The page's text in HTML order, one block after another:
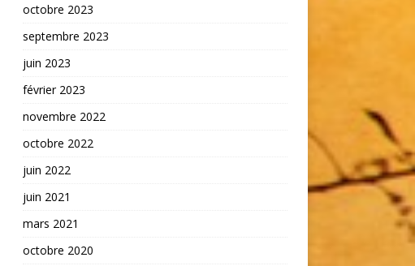
octobre 2023
septembre 2023
juin 2023
février 2023
novembre 2022
octobre 2022
juin 2022
juin 2021
mars 2021
octobre 2020